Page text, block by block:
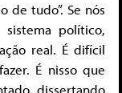
de tudo”. Se nós
político,
real. É difícil
É nisso que
dissertando